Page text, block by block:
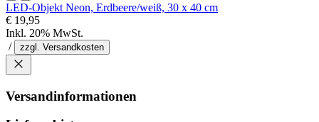
LED-Objekt Neon, Erdbeere/weiß, 30 x 40 cm
€ 19,95
Inkl. 20% MwSt.
/
zzgl. Versandkosten
Versandinformationen